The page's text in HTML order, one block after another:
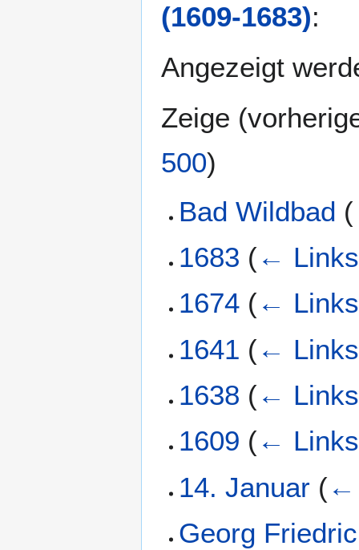
(1609-1683):
Angezeigt
Zeige (
500)
Bad Wildbad (
1683 (← Links
1674 (← Links
1641 (← Links
1638 (← Links
1609 (← Links
14. Januar (←
Georg